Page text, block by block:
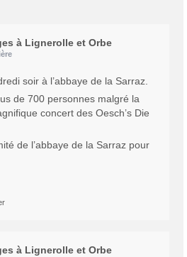
à Lignerolle et Orbe
soir à l’abbaye de la Sarraz.
de 700 personnes malgré la
concert des Oesch’s Die
de l’abbaye de la Sarraz pour
à Lignerolle et Orbe